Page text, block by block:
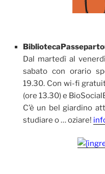
Dal martedì al
sabato con orario
19.30. Con wi-fi
(ore 13.30) e
C’è un bel giardino
studiare o … oziare!